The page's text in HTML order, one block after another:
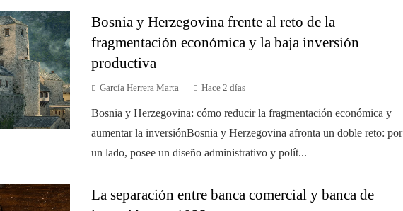
Bosnia y Herzegovina frente al reto de la
fragmentación económica y la baja inversión
productiva
García Herrera Marta Hace 2 días
Bosnia y Herzegovina: cómo reducir la fragmentación económica y
aumentar la inversiónBosnia y Herzegovina afronta un doble reto: por
un lado, posee un diseño administrativo y polít...
La separación entre banca comercial y banca de